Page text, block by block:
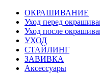
ОКРАШИВАНИЕ
Уход перед
Уход после
УХОД
СТАЙЛИНГ
ЗАВИВКА
Аксессуары